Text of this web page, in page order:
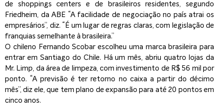
de shoppings centers e de brasileiros residentes, segundo
Friedheim, da ABE “A facilidade de negociação no país atrai os
empresários”, diz. “É um lugar de regras claras, com legislação de
franquias semelhante à brasileira.”
O chileno Fernando Scobar escolheu uma marca brasileira para
entrar em Santiago do Chile. Há um mês, abriu quatro lojas da
Mr. Limp, da área de limpeza, com investimento de R$ 56 mil por
ponto. “A previsão é ter retorno no caixa a partir do décimo
mês”, diz ele, que tem plano de expansão para até 20 pontos em
cinco anos.